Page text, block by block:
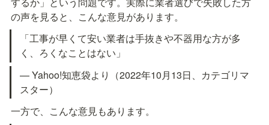
の声を見ると、こんな意見があります。
「工事が早くて安い業者は手抜きや不器用な方が多
く、ろくなことはない」
— Yahoo!知恵袋より（2022年10月13日、カテゴリマ
スター）
一方で、こんな意見もあります。